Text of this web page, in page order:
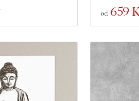
od 659